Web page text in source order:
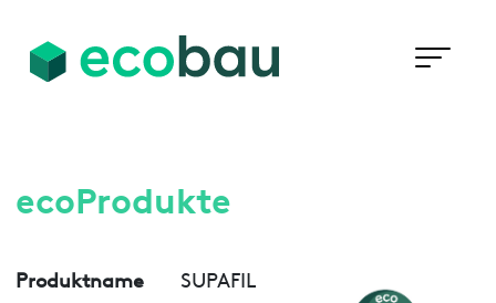
ecoProdukte
Produktname SUPAFIL